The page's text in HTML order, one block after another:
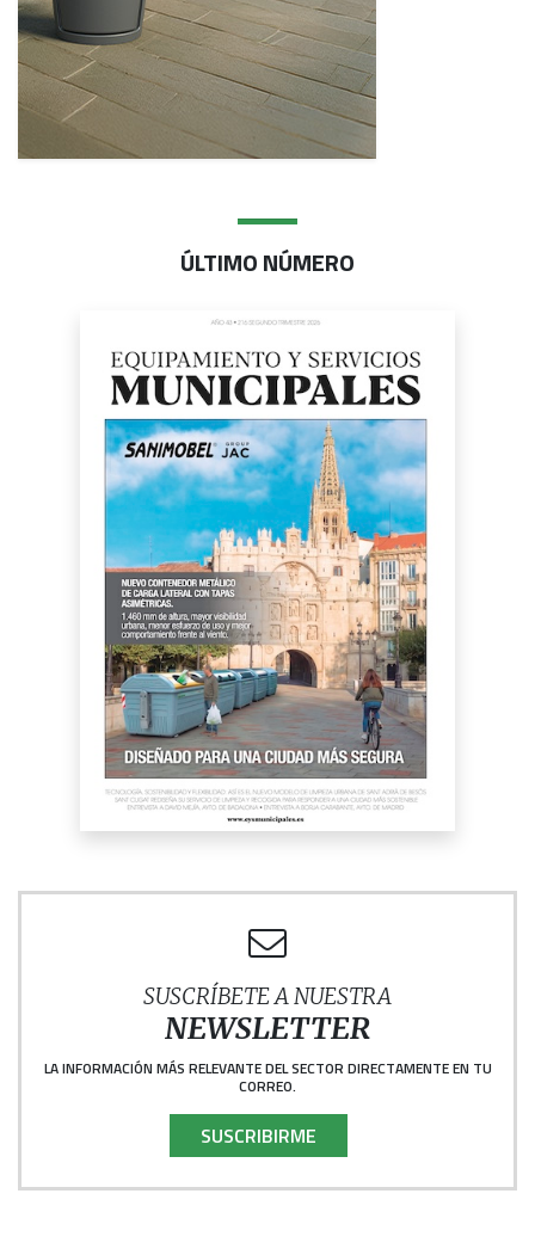
ÚLTIMO NÚMERO
SUSCRÍBETE A NUESTRA
NEWSLETTER
LA INFORMACIÓN MÁS RELEVANTE DEL SECTOR DIRECTAMENTE EN TU
CORREO.
SUSCRIBIRME